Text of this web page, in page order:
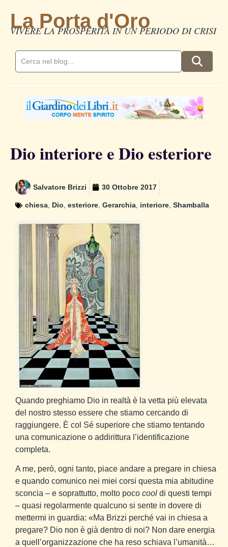
La Porta d'Oro
VIVERE LA PROSPERITÀ IN UN PERIODO DI CRISI
Dio interiore e Dio esteriore
Salvatore Brizzi 30 Ottobre 2017
chiesa Dio esteriore Gerarchia interiore Shamballa
Quando preghiamo Dio in realtà è la vetta più elevata
del nostro stesso essere che stiamo cercando di
raggiungere. È col Sé superiore che stiamo tentando
una comunicazione o addirittura l’identificazione
completa.
A me, però, ogni tanto, piace andare a pregare in chiesa
e quando comunico nei miei corsi questa mia abitudine
sconcia – e soprattutto, molto poco cool di questi tempi
– quasi regolarmente qualcuno si sente in dovere di
mettermi in guardia: «Ma Brizzi perché vai in chiesa a
pregare? Dio non è già dentro di noi? Non dare energia
a quell’organizzazione che ha reso schiava l’umanità…